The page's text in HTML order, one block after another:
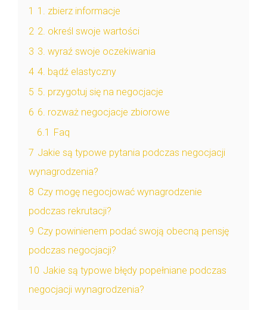
1 1. zbierz informacje
2 2. określ swoje wartości
3 3. wyraź swoje oczekiwania
4 4. bądź elastyczny
5 5. przygotuj się na negocjacje
6 6. rozważ negocjacje zbiorowe
6.1 Faq
7 Jakie są typowe pytania podczas negocjacji
wynagrodzenia?
8 Czy mogę negocjować wynagrodzenie
podczas rekrutacji?
9 Czy powinienem podać swoją obecną pensję
podczas negocjacji?
10 Jakie są typowe błędy popełniane podczas
negocjacji wynagrodzenia?